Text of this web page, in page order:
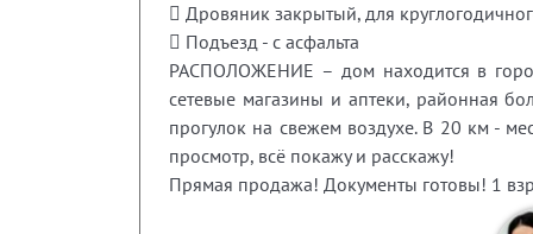
 Дровяник закрытый, для
 Подъезд - с асфальта
РАСПОЛОЖЕНИЕ – дом находится в
сетевые магазины и аптеки, районная
прогулок на свежем воздухе. В 20 км -
просмотр, всё покажу и расскажу!
Прямая продажа! Документы готовы! 1